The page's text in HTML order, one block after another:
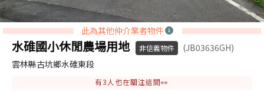
此為其他仲介業者物件
水碓國小休閒農場用地 非信義物件
(JB03636GH)
雲林縣古坑鄉水碓東段
有3 人也在關注這間👀